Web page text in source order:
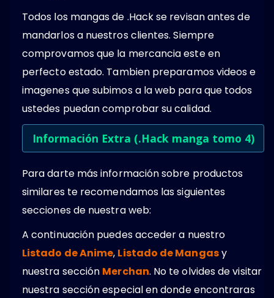
Todos los mangas de .Hack se revisan antes de
mandarlos a nuestros clientes. Siempre
comprovamos que la mercancia este en
perfecto estado. Tambien preparamos videos e
imagenes que subimos a la web para que todos
ustedes puedan comprobar su calidad.
Información Extra (.Hack manga tomo 4)
Para darte más información sobre productos
similares te recomendamos las siguientes
secciones de nuestra web:
A continuación puedes acceder a nuestro
Listado de Anime, Listado de Mangasy
nuestra sección Merchan. No te olvides de visitar
nuestra sección especial en donde encontraras